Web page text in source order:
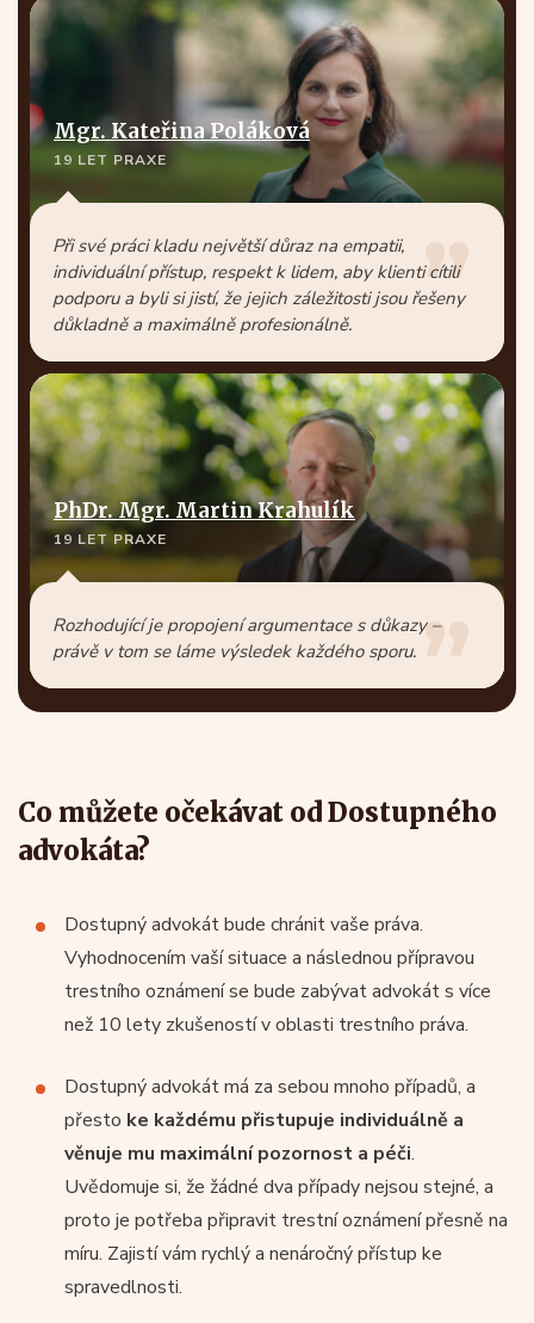
Mgr. Kateřina Poláková
19 LET PRAXE
Při své práci kladu největší důraz na empatii,
individuální přístup, respekt k lidem, aby klienti cítili
podporu a byli si jistí, že jejich záležitosti jsou řešeny
důkladně a maximálně profesionálně.
PhDr. Mgr. Martin Krahulík
19 LET PRAXE
Rozhodující je propojení argumentace s důkazy –
právě v tom se láme výsledek každého sporu.
Co můžete očekávat od Dostupného
advokáta?
Dostupný advokát bude chránit vaše práva.
Vyhodnocením vaší situace a následnou přípravou
trestního oznámení se bude zabývat advokát s více
než 10 lety zkušeností v oblasti trestního práva.
Dostupný advokát má za sebou mnoho případů, a
přesto ke každému přistupuje individuálně a
věnuje mu maximální pozornost a péči.
Uvědomuje si, že žádné dva případy nejsou stejné, a
proto je potřeba připravit trestní oznámení přesně na
míru. Zajistí vám rychlý a nenáročný přístup ke
spravedlnosti.